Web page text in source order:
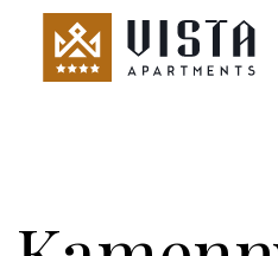
REZERVOVAT